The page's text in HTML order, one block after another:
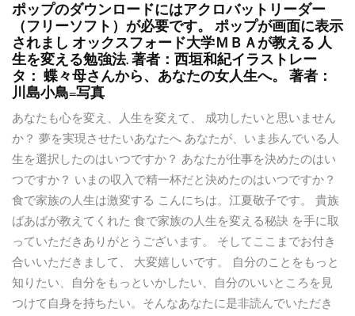
ポップのダウンロードにはアクロバットリーダー
（フリーソフト）が必要です。 ポップが画面に表示
されまし オックスフォード大学ＭＢＡが教える 人
生を変える勉強法. 著者：西垣和紀イラストレー
タ： 蝶々母さんから、あなたの女人生へ。 著者：
川島小鳥=写真
あなたも心を変え、人生を変えて、 成功したいと思いません
か？ 夢を実現させたいあなたへ あなたが、いま歩んでいる人
生を選択したのはいつですか？ あなたが仕事を決めたのはい
つですか？ いまの収入で精一杯だと決めたのはいつですか？
食で家族の人生は激変する こんにちは。江夏敬子です。 貴族
ばあばが教えてくれた 食で家族の人生を変える秘訣 を手に取
っていただきありがとうございます。 そしてここまでお付き
合いいただきまして、 大変嬉しいです。 自分のことをもっと
知りたい、自分をもっといかしたい、自分のいいところを見
つけて自身を持ちたい。そんなあなたに是非読んでいただき